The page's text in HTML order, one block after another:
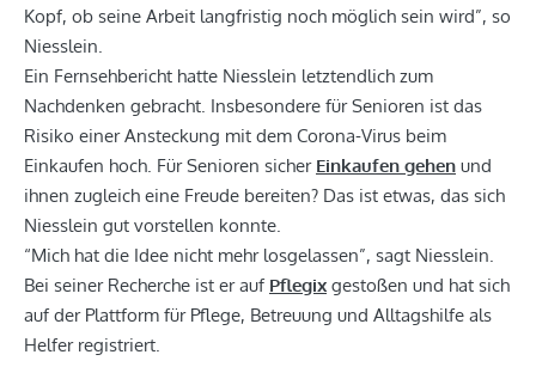
Kopf, ob seine Arbeit langfristig noch möglich sein wird”, so
Niesslein.
Ein Fernsehbericht hatte Niesslein letztendlich zum
Nachdenken gebracht. Insbesondere für Senioren ist das
Risiko einer Ansteckung mit dem Corona-Virus beim
Einkaufen hoch. Für Senioren sicher Einkaufen gehen und
ihnen zugleich eine Freude bereiten? Das ist etwas, das sich
Niesslein gut vorstellen konnte.
“Mich hat die Idee nicht mehr losgelassen”, sagt Niesslein.
Bei seiner Recherche ist er auf Pflegix gestoßen und hat sich
auf der Plattform für Pflege, Betreuung und Alltagshilfe als
Helfer registriert.